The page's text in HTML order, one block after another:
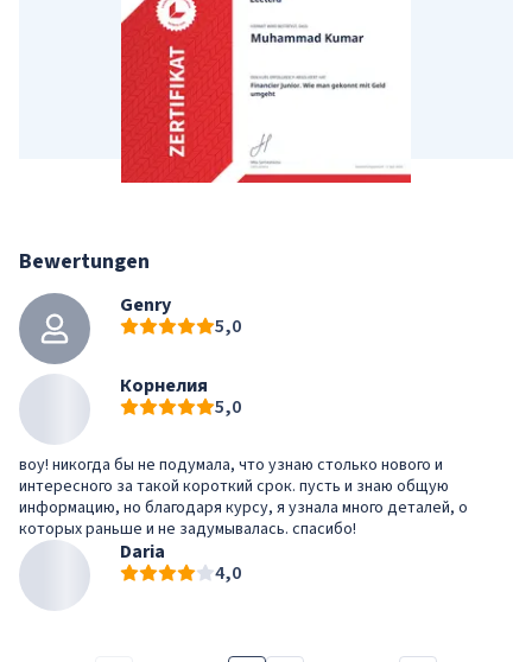
Bewertungen
Genry
5,0
Корнелия
5,0
воу! никогда бы не подумала, что узнаю столько нового и
интересного за такой короткий срок. пусть и знаю общую
информацию, но благодаря курсу, я узнала много деталей, о
которых раньше и не задумывалась. спасибо!
Daria
4,0